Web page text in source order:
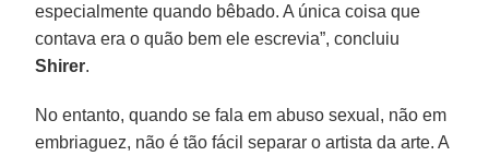
especialmente quando bêbado. A única coisa que
contava era o quão bem ele escrevia”, concluiu
Shirer.
No entanto, quando se fala em abuso sexual, não em
embriaguez, não é tão fácil separar o artista da arte. A